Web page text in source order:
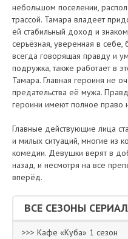
небольшом поселении,
трассой. Тамара владеет
ей стабильный доход и
серьёзная, уверенная в
всегда говорящая правду и
подружка, также работает в
Тамара. Главная героиня не
предательства её мужа.
героини имеют полное право
Главные действующие лица
и милых ситуаций, многие из
комедии. Девушки верят в
назад, и несмотря на все
вперёд.
ВСЕ СЕЗОНЫ
>>> Кафе «Куба» 1 сезон